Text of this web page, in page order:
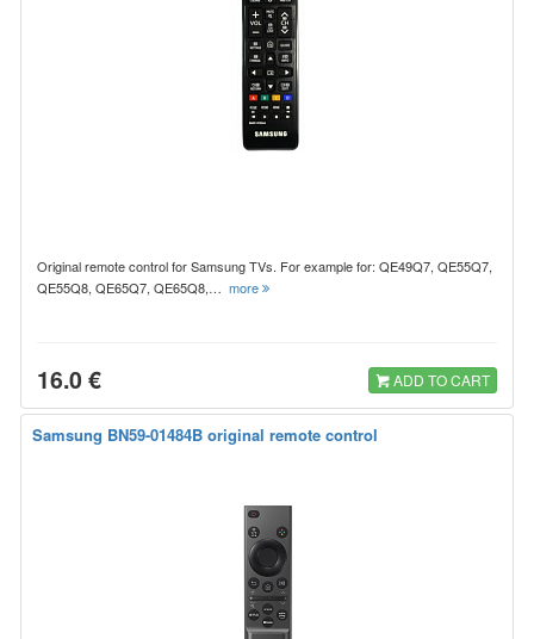
Original remote control for Samsung TVs. For example for: QE49Q7, QE55Q7,
QE55Q8, QE65Q7, QE65Q8,… more
16.0 € ADD TO CART
Samsung BN59-01484B original remote control